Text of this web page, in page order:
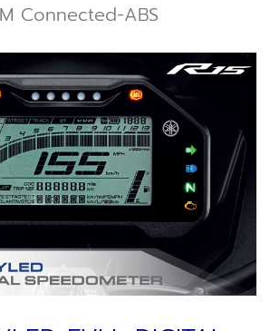
Connected-ABS